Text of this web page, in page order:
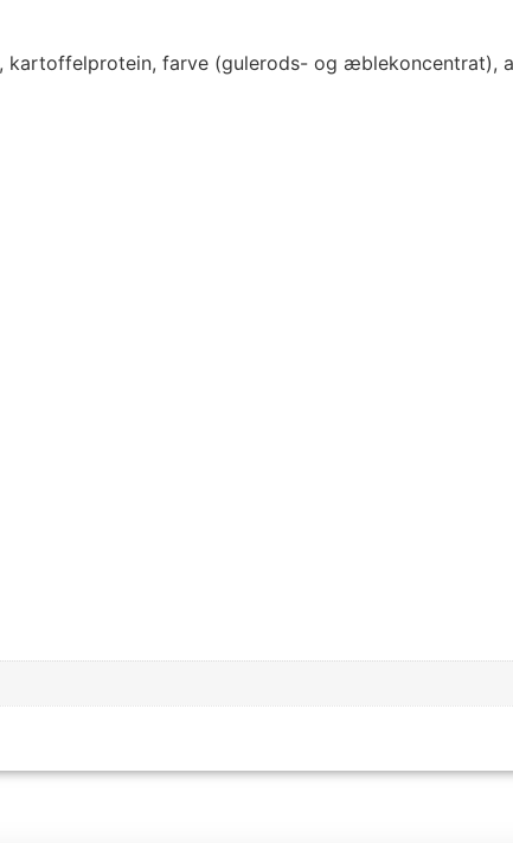
kartoffelprotein, farve (gulerods- og æblekoncentrat),